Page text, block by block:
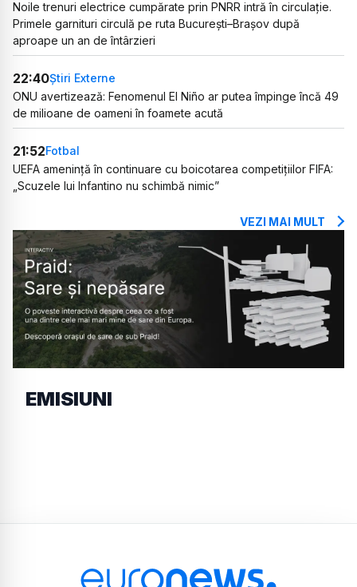
Noile trenuri electrice cumpărate prin PNRR intră în circulație.
Primele garnituri circulă pe ruta București–Brașov după
aproape un an de întârzieri
22:40Știri Externe
ONU avertizează: Fenomenul El Niño ar putea împinge încă 49
de milioane de oameni în foamete acută
21:52Fotbal
UEFA amenință în continuare cu boicotarea competițiilor FIFA:
„Scuzele lui Infantino nu schimbă nimic”
VEZI MAI MULT
EMISIUNI